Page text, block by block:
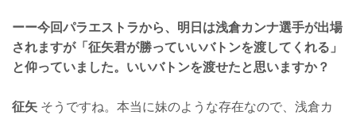
ーー今回パラエストラから、明日は浅倉カンナ選手が出場
されますが「征矢君が勝っていいバトンを渡してくれる」
と仰っていました。いいバトンを渡せたと思いますか？
征矢 そうですね。本当に妹のような存在なので、浅倉カ